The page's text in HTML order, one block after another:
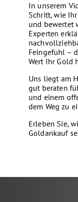
In unserem
Schritt, wie
und bewertet
Experten
Feingefühl –
Wert Ihr Gold
Uns liegt am
gut beraten
und einem
dem Weg zu
Erleben Sie,
Goldankauf